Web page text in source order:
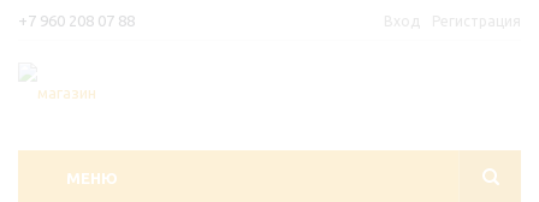
+7 960 208 07 88
МЕНЮ